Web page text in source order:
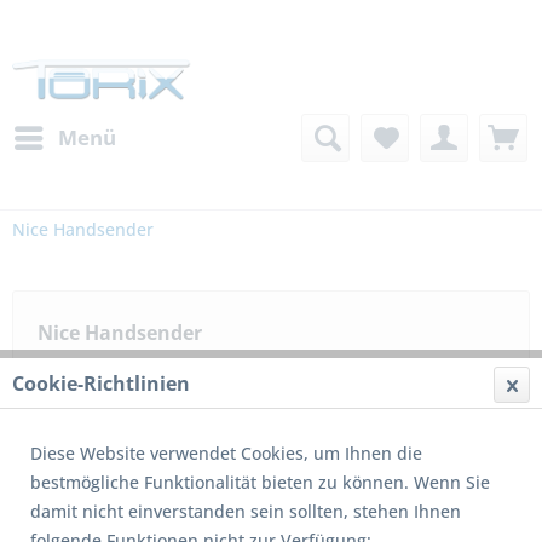
Menü
Nice Handsender
Nice Handsender
1 von4
Cookie-Richtlinien
Diese Website verwendet Cookies, um Ihnen die
bestmögliche Funktionalität bieten zu können. Wenn Sie
damit nicht einverstanden sein sollten, stehen Ihnen